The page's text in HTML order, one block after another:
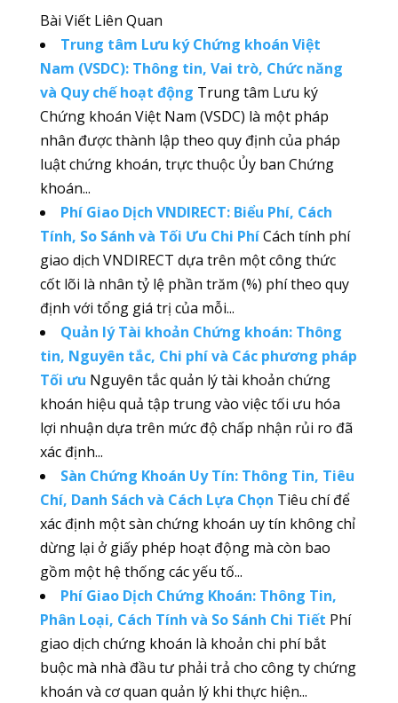
Bài Viết Liên Quan
Trung tâm Lưu ký Chứng khoán Việt
Nam (VSDC): Thông tin, Vai trò, Chức năng
và Quy chế hoạt động Trung tâm Lưu ký
Chứng khoán Việt Nam (VSDC) là một pháp
nhân được thành lập theo quy định của pháp
luật chứng khoán, trực thuộc Ủy ban Chứng
khoán...
Phí Giao Dịch VNDIRECT: Biểu Phí, Cách
Tính, So Sánh và Tối Ưu Chi PhíCách tính phí
giao dịch VNDIRECT dựa trên một công thức
cốt lõi là nhân tỷ lệ phần trăm (%) phí theo quy
định với tổng giá trị của mỗi...
Quản lý Tài khoản Chứng khoán: Thông
tin, Nguyên tắc, Chi phí và Các phương pháp
Tối ưu Nguyên tắc quản lý tài khoản chứng
khoán hiệu quả tập trung vào việc tối ưu hóa
lợi nhuận dựa trên mức độ chấp nhận rủi ro đã
xác định...
Sàn Chứng Khoán Uy Tín: Thông Tin, Tiêu
Chí, Danh Sách và Cách Lựa Chọn Tiêu chí để
xác định một sàn chứng khoán uy tín không chỉ
dừng lại ở giấy phép hoạt động mà còn bao
gồm một hệ thống các yếu tố...
Phí Giao Dịch Chứng Khoán: Thông Tin,
Phân Loại, Cách Tính và So Sánh Chi Tiết Phí
giao dịch chứng khoán là khoản chi phí bắt
buộc mà nhà đầu tư phải trả cho công ty chứng
khoán và cơ quan quản lý khi thực hiện...